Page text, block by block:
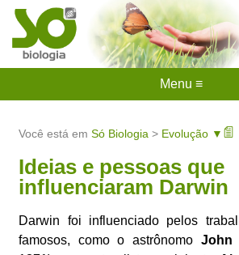
Você está emSó Biologia > Evolução ▼
Ideias e pessoas que
influenciaram Darwin
Darwin foi influenciado pelos
famosos, como o astrônomo John